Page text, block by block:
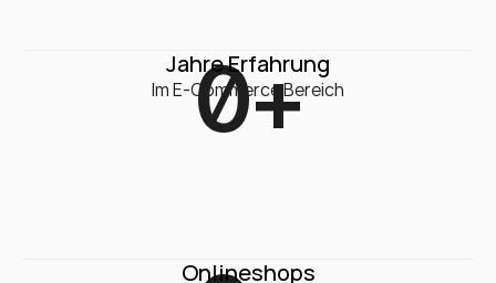
0+
Jahre Erfahrung
Im E-Commerce Bereich
Onlineshops